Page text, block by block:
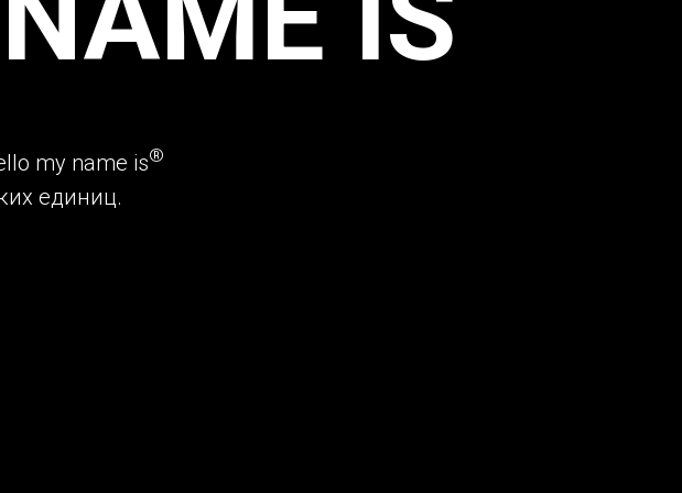
my name is®
единиц.